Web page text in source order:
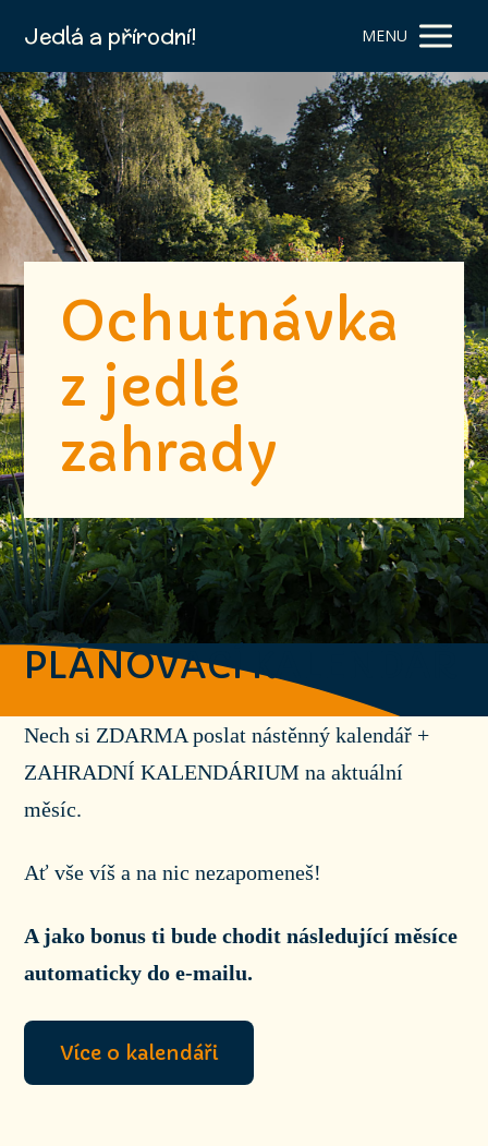
Jedlá a přírodní! MENU
Ochutnávka
z jedlé
zahrady
PLÁNOVACÍ KALENDÁŘ
Nech si ZDARMA poslat nástěnný kalendář +
ZAHRADNÍ KALENDÁRIUM na aktuální
měsíc.
Ať vše víš a na nic nezapomeneš!
A jako bonus ti bude chodit následující měsíce
automaticky do e-mailu.
Více o kalendáři